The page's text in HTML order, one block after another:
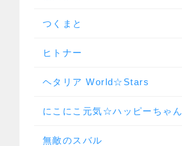
つくまと
ヒトナー
ヘタリア World☆Stars
にこにこ元気☆ハッピーちゃん
無敵のスバル